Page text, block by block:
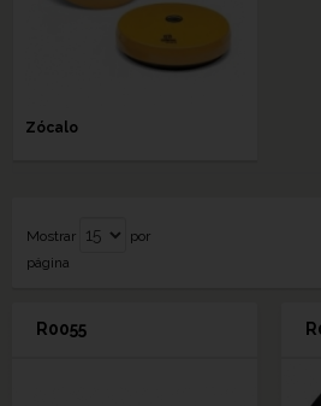
Zócalo
Mostrar
por
página
R0055